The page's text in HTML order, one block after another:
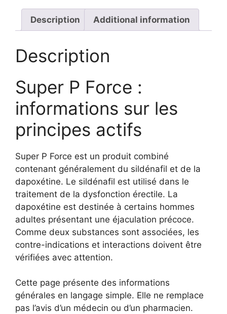
Description Additional information
Description
Super P Force :
informations sur les
principes actifs
Super P Force est un produit combiné
contenant généralement du sildénafil et de la
dapoxétine. Le sildénafil est utilisé dans le
traitement de la dysfonction érectile. La
dapoxétine est destinée à certains hommes
adultes présentant une éjaculation précoce.
Comme deux substances sont associées, les
contre-indications et interactions doivent être
vérifiées avec attention.
Cette page présente des informations
générales en langage simple. Elle ne remplace
pas l’avis d’un médecin ou d’un pharmacien.